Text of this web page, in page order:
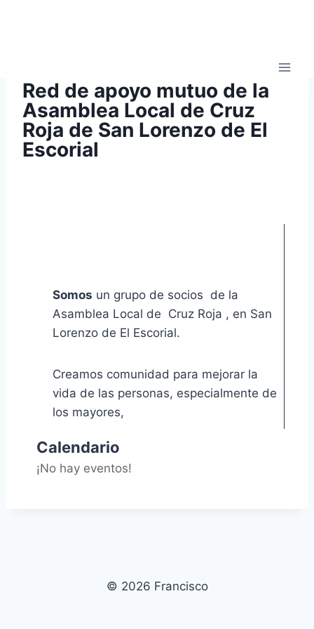
Red de apoyo mutuo de la
Asamblea Local de Cruz
Roja de San Lorenzo de El
Escorial
Somos un grupo de socios de la
Asamblea Local de Cruz Roja , en San
Lorenzo de El Escorial.
Creamos comunidad para mejorar la
vida de las personas, especialmente de
los mayores,
Calendario
¡No hay eventos!
© 2026 Francisco